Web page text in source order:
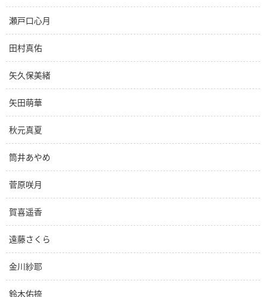
瀬戸口心月
田村真佑
矢久保美緒
矢田萌華
秋元真夏
筒井あやめ
菅原咲月
賀喜遥香
遠藤さくら
金川紗耶
鈴木佑捺